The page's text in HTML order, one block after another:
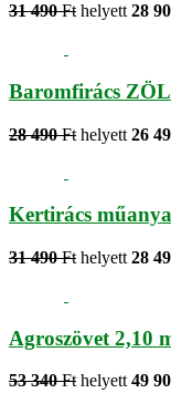
31 490 Ft helyett 28
Baromfirács
28 490 Ft helyett 26
Kertirács
31 490 Ft helyett 28
Agroszövet 2,10
53 340 Ft helyett 49